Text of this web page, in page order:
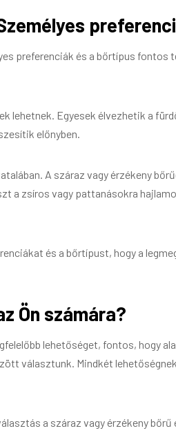
preferenciák és a bőrtípus fontos
lehetnek. Egyesek élvezhetik a
előnyben.
A száraz vagy érzékeny
a zsíros vagy pattanásokra
és a bőrtípust, hogy a
Ön számára?
lehetőséget, fontos, hogy
választunk. Mindkét
a száraz vagy érzékeny